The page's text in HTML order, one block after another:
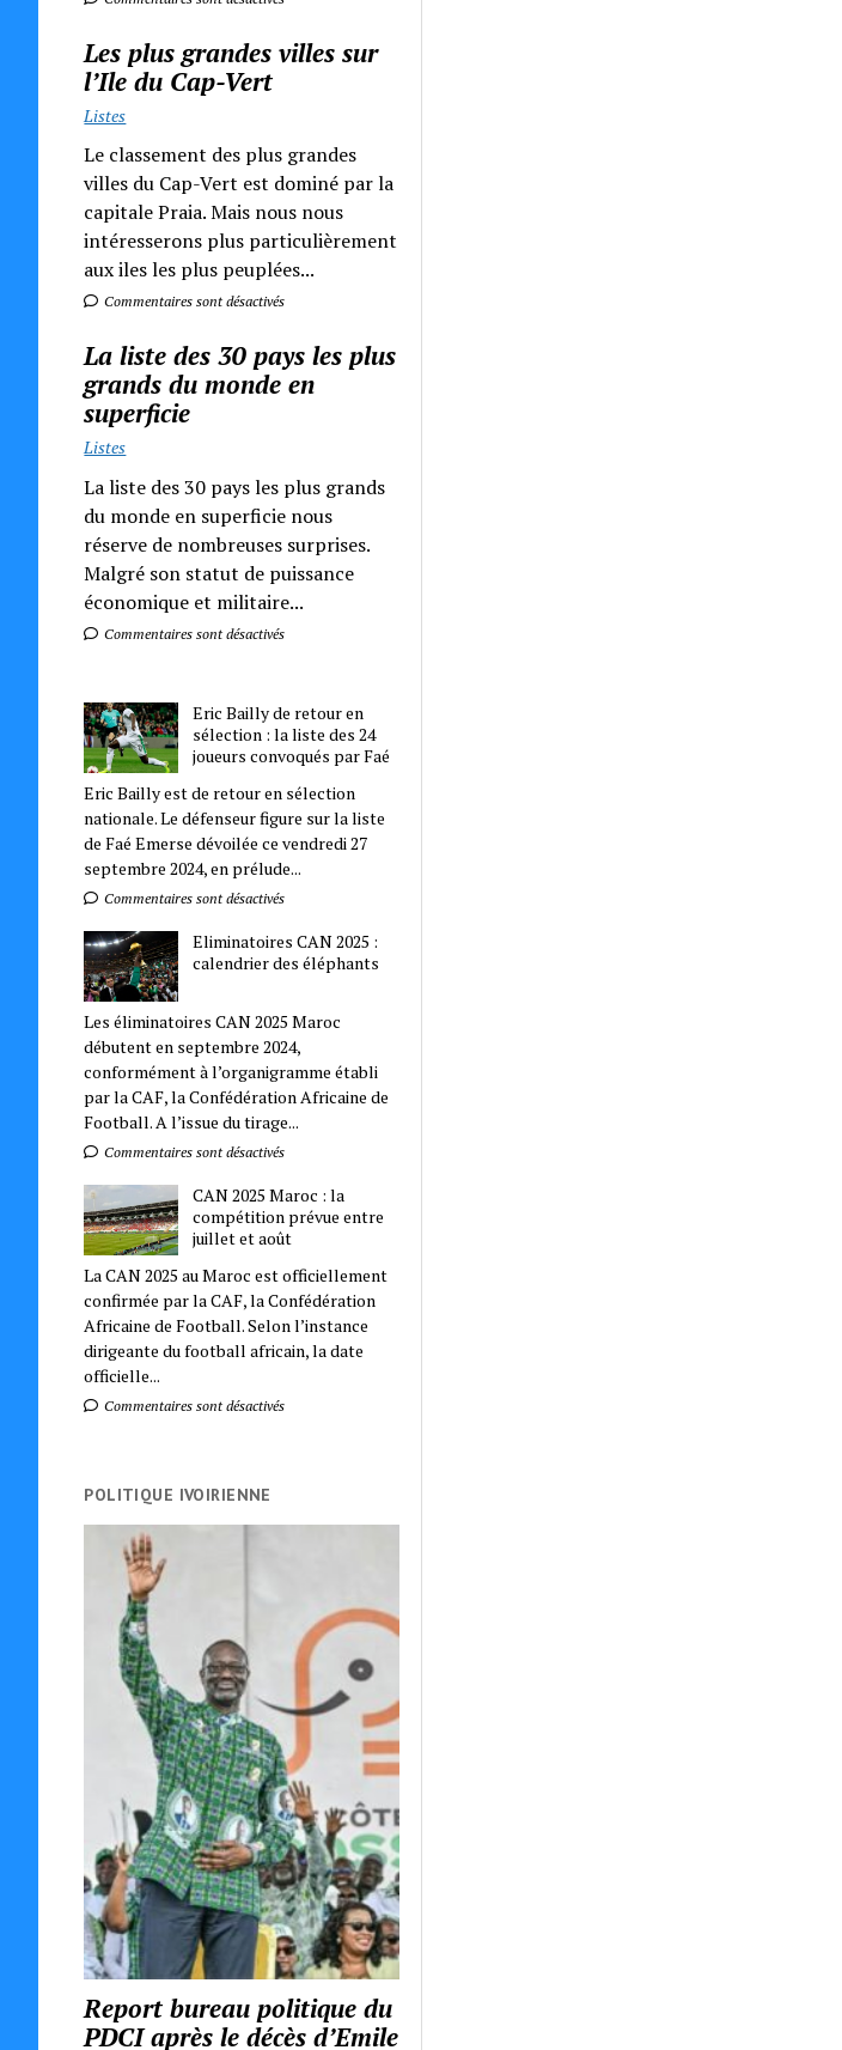
Les plus grandes villes sur
l’Ile du Cap-Vert
Listes
Le classement des plus grandes
villes du Cap-Vert est dominé par la
capitale Praia. Mais nous nous
intéresserons plus particulièrement
aux iles les plus peuplées...
Commentaires sont désactivés
La liste des 30 pays les plus
grands du monde en
superficie
Listes
La liste des 30 pays les plus grands
du monde en superficie nous
réserve de nombreuses surprises.
Malgré son statut de puissance
économique et militaire...
Commentaires sont désactivés
Eric Bailly de retour en
sélection : la liste des 24
joueurs convoqués par Faé
Eric Bailly est de retour en sélection
nationale. Le défenseur figure sur la liste
de Faé Emerse dévoilée ce vendredi 27
septembre 2024, en prélude...
Commentaires sont désactivés
Eliminatoires CAN 2025 :
calendrier des éléphants
Les éliminatoires CAN 2025 Maroc
débutent en septembre 2024,
conformément à l’organigramme établi
par la CAF, la Confédération Africaine de
Football. A l’issue du tirage...
Commentaires sont désactivés
CAN 2025 Maroc : la
compétition prévue entre
juillet et août
La CAN 2025 au Maroc est officiellement
confirmée par la CAF, la Confédération
Africaine de Football. Selon l’instance
dirigeante du football africain, la date
officielle...
Commentaires sont désactivés
POLITIQUE IVOIRIENNE
Report bureau politique du
PDCI après le décès d’Emile